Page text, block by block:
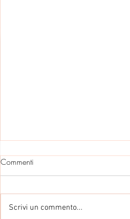
Commenti
Scrivi un commento...